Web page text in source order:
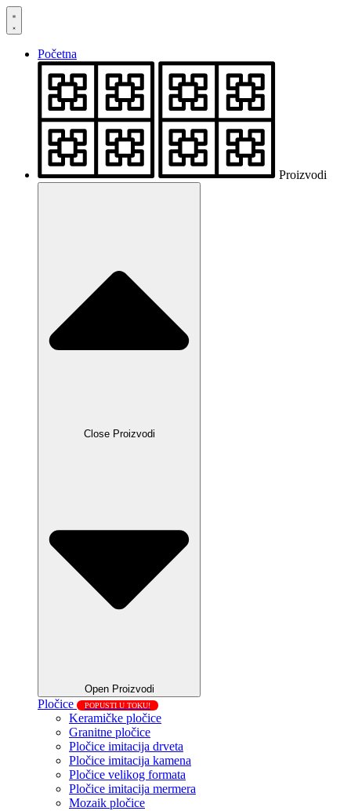
Skočite
na
Početna
Proizvodi
Close Proizvodi
Open Proizvodi
Pločice POPUSTI U TOKU!
Keramičke pločice
Granitne pločice
Pločice imitacija drveta
Pločice imitacija kamena
Pločice velikog formata
Pločice imitacija mermera
Mozaik pločice